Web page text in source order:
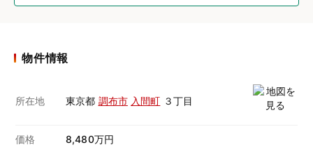
物件情報
所在地 東京都 調布市 入間町 ３丁目
価格 8,480万円